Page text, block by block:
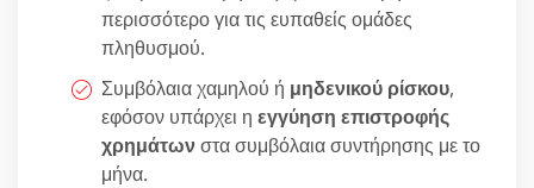
περισσότερο για τις ευπαθείς ομάδες
πληθυσμού.
Συμβόλαια χαμηλού ή μηδενικού ρίσκου,
εφόσον υπάρχει η εγγύηση επιστροφής
χρημάτωνστα συμβόλαια συντήρησης με το
μήνα.